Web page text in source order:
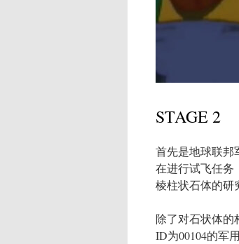
STAGE 2
首先是地球联邦
在进行试飞任务
棱柱状石体的研
除了对石状体的
ID为00104的军